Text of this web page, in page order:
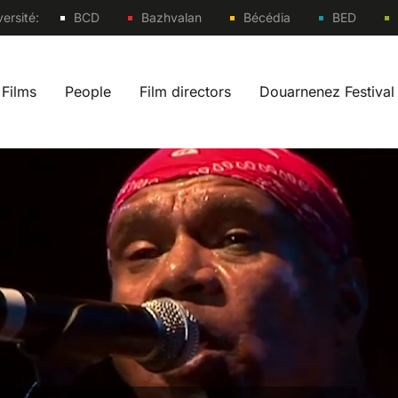
Sites
BCD Bazhvalan Bécédia BED
navigation fr
Films People Film directors Douarnenez Festival